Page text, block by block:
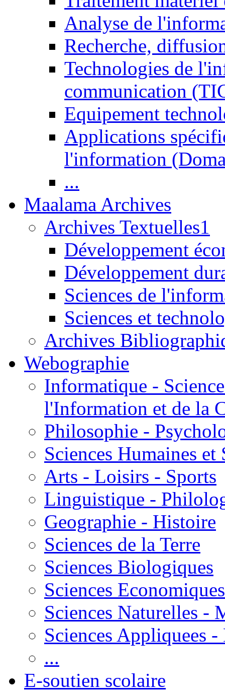
Analyse de
Recherche,
Technologies de
communication
Equipement
Applications
l'information
...
Maalama Archives
Archives Textuelles1
Développement
Développement
Sciences de
Sciences et
Archives
Webographie
Informatique -
l'Information et de la
Philosophie -
Sciences Humaines et
Arts - Loisirs - Sports
Linguistique -
Geographie - Histoire
Sciences de la Terre
Sciences Biologiques
Sciences Economiques
Sciences Naturelles -
Sciences Appliquees
...
E-soutien scolaire